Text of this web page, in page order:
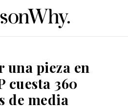
pieza en
cuesta 360
de media